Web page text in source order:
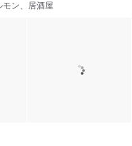
モン、居酒屋